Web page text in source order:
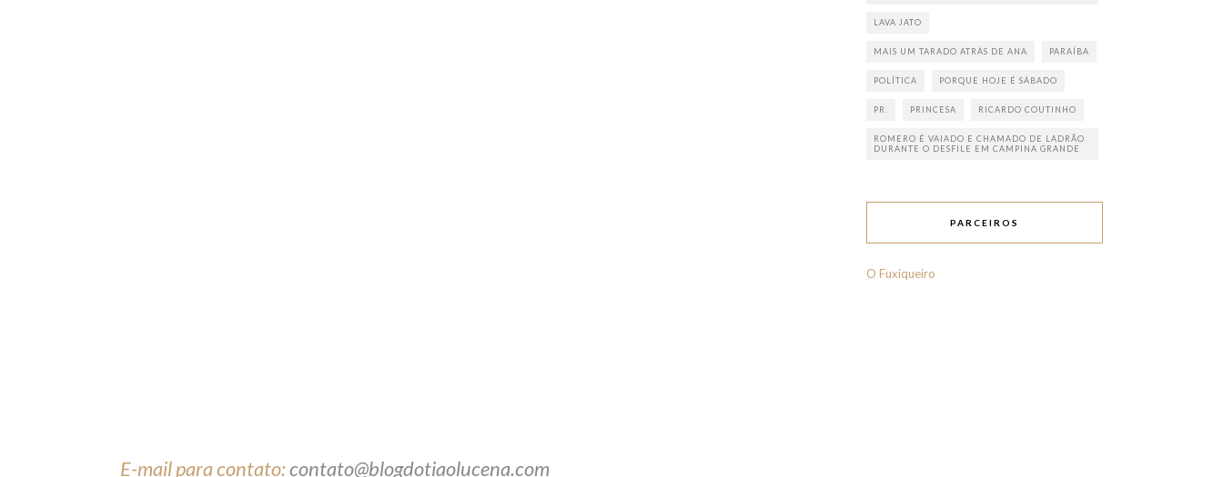
LAVA JATO
MAIS UM TARADO ATRÁS DE ANA PARAÍBA
POLÍTICA PORQUE HOJE É SÁBADO
PR. PRINCESA RICARDO COUTINHO
ROMERO É VAIADO E CHAMADO DE LADRÃO
DURANTE O DESFILE EM CAMPINA GRANDE
PARCEIROS
O Fuxiqueiro
E-mail para contato:contato@blogdotiaolucena.com